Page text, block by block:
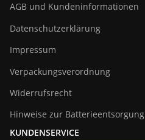
AGB und Kundeninformationen
Datenschutzerklärung
Impressum
Verpackungsverordnung
Widerrufsrecht
Hinweise zur Batterieentsorgung
KUNDENSERVICE